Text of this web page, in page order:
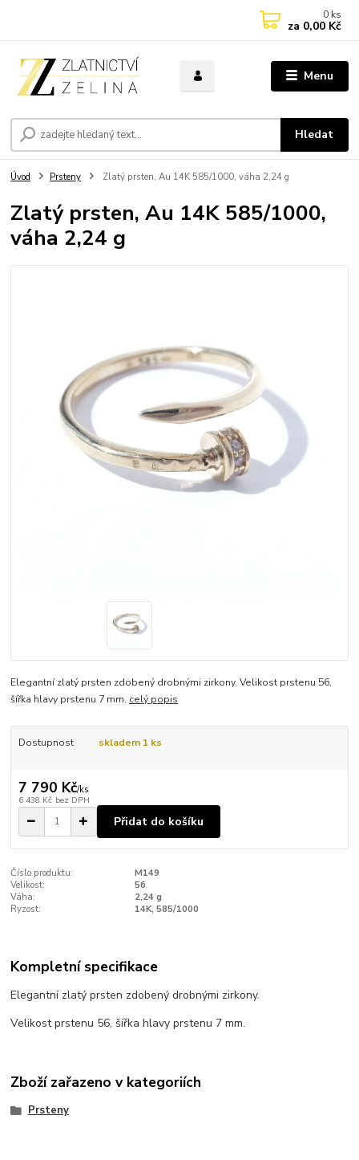
Menu
Hledat
0 ks
za 0,00 Kč
Úvod Prsteny Zlatý prsten, Au 14K 585/1000, váha 2,24 g
Zlatý prsten, Au 14K 585/1000,
váha 2,24 g
Elegantní zlatý prsten zdobený drobnými zirkony. Velikost prstenu 56,
šířka hlavy prstenu 7 mm. celý popis
Dostupnost skladem 1 ks
7 790 Kč/ks
6 438 Kč bez DPH
Přidat do košíku
Číslo produktu:
M149
Velikost:
56
Váha:
2,24 g
Ryzost:
14K, 585/1000
Kompletní specifikace
Elegantní zlatý prsten zdobený drobnými zirkony.
Velikost prstenu 56, šířka hlavy prstenu 7 mm.
Zboží zařazeno v kategoriích
Prsteny